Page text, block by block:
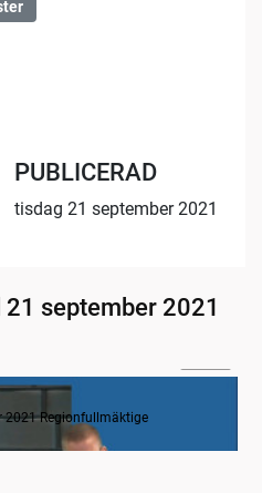
PUBLICERAD
tisdag 21 september 2021
september 2021
2021 Regionfullmäktige